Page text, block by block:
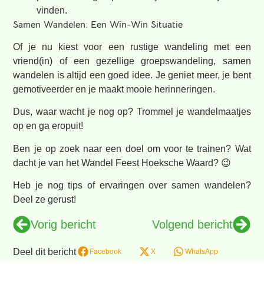
vinden.
Samen Wandelen: Een Win-Win Situatie
Of je nu kiest voor een rustige wandeling met een
vriend(in) of een gezellige groepswandeling, samen
wandelen is altijd een goed idee. Je geniet meer, je bent
gemotiveerder en je maakt mooie herinneringen.
Dus, waar wacht je nog op? Trommel je wandelmaatjes
op en ga eropuit!
Ben je op zoek naar een doel om voor te trainen? Wat
dacht je van het Wandel Feest Hoeksche Waard? 😉
Heb je nog tips of ervaringen over samen wandelen?
Deel ze gerust!
Vorig bericht Volgend bericht
Deel dit bericht Facebook X WhatsApp